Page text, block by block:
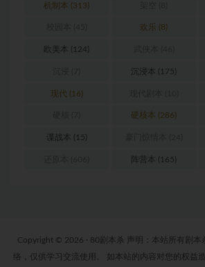
机制本 (313)
欢乐 (8)
欧美本 (124)
沉浸本 (175)
现代 (16)
硬核本 (286)
谍战本 (15)
阵营本 (165)
Copyright © 2026 · 80剧本杀 声明：本站所有剧本
络，仅供学习交流使用。 如本站的内容对您的权益